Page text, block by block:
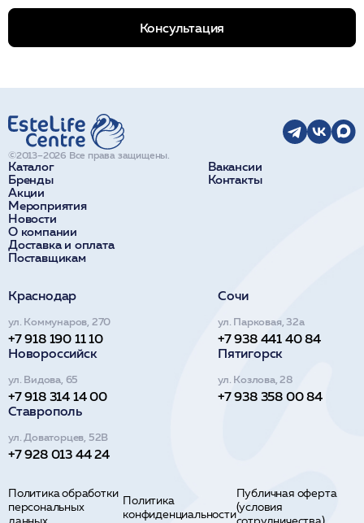
Консультация
Каталог
Бренды
Акции
Мероприятия
Новости
О компании
Доставка и оплата
Поставщикам
Вакансии
Контакты
©2013–2026 Все права защищены.
Краснодар
ул. Коммунаров, 270
+7 918 190 11 10
Сочи
ул. Парковая, 32а
+7 938 441 40 84
Новороссийск
ул. Видова, 65
+7 918 314 14 00
Пятигорск
ул. Козлова, 28
+7 938 358 00 84
Ставрополь
ул. Доваторцев, 52В
+7 928 013 44 24
Политика обработки
персональных
Политика
конфиденциальности
Публичная оферта
(условия